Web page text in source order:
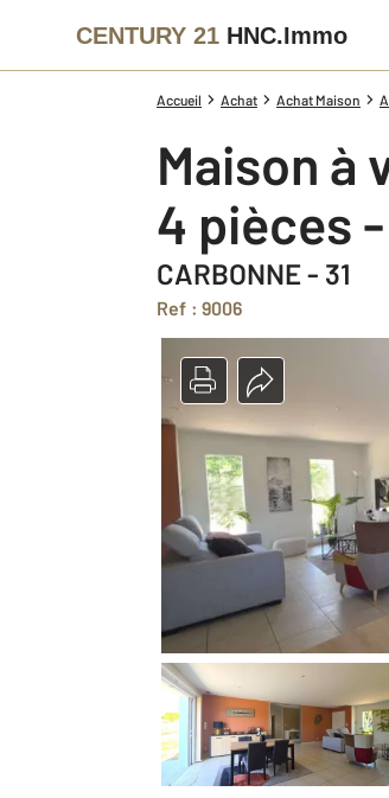
CENTURY 21 HNC.Immo
Accueil Achat Achat Maison
Maison
4 pièces
CARBONNE - 31
Ref : 9006